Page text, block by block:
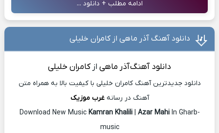
ادامه مطلب + دانلود ...
دانلود آهنگ آذر ماهی از کامران خلیلی
دانلود آهنگآذر ماهی ازکامران خلیلی
دانلود جدیدترین آهنگ کامران خلیلی با کیفیت بالا به همراه متن
آهنگ در رسانهغرب موزیک
Download New Music Kamran Khalili| Azar MahiIn Gharb-
music